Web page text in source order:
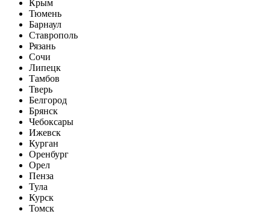
Крым
Тюмень
Барнаул
Ставрополь
Рязань
Сочи
Липецк
Тамбов
Тверь
Белгород
Брянск
Чебоксары
Ижевск
Курган
Оренбург
Орел
Пенза
Тула
Курск
Томск